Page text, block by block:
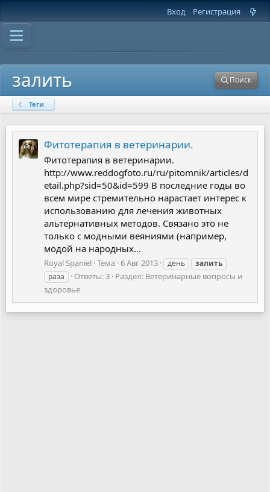
Вход Регистрация
залить Поиск
Теги
Фитотерапия в ветеринарии.
Фитотерапия в ветеринарии.
http://www.reddogfoto.ru/ru/pitomnik/articles/d
etail.php?sid=50&id=599 В последние годы во
всем мире стремительно нарастает интерес к
использованию для лечения животных
альтернативных методов. Связано это не
только с модными веяниями (например,
модой на народных...
Royal Spaniel Тема 6 Авг 2013 день
залить
раза
Ответы: 3 Раздел: Ветеринарные вопросы и
здоровье